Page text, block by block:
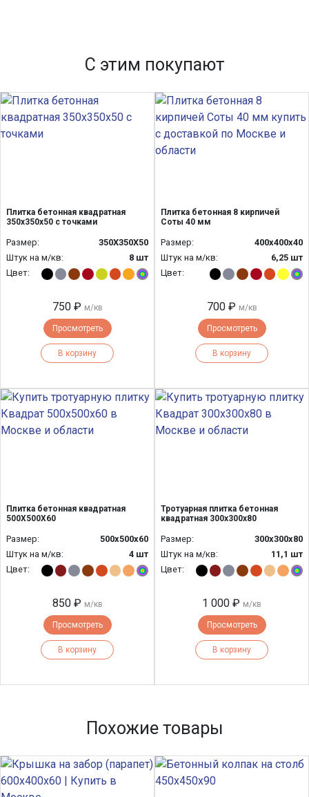
С этим покупают
Плитка бетонная квадратная
350х350х50 с точками
Размер:
350Х350Х50
Штук на м/кв:
8 шт
Цвет:
750 ₽ м/кв
Просмотреть
В корзину
Плитка бетонная 8 кирпичей
Соты 40 мм
Размер:
400х400х40
Штук на м/кв:
6,25 шт
Цвет:
700 ₽ м/кв
Просмотреть
В корзину
Плитка бетонная квадратная
500Х500Х60
Размер:
500х500х60
Штук на м/кв:
4 шт
Цвет:
850 ₽ м/кв
Просмотреть
В корзину
Тротуарная плитка бетонная
квадратная 300х300х80
Размер:
300х300х80
Штук на м/кв:
11,1 шт
Цвет:
1 000 ₽ м/кв
Просмотреть
В корзину
Похожие товары